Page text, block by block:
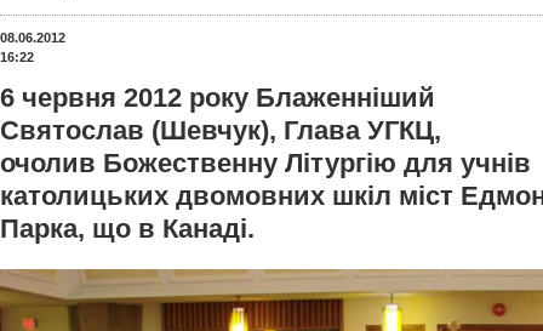
08.06.2012
16:22
6 червня 2012 року Блаженніший
Святослав (Шевчук), Глава УГКЦ,
очолив Божественну Літургію для учнів
католицьких двомовних шкіл міст
Парка, що в Канаді.